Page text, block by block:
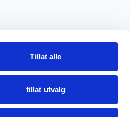
Tillat alle
tillat utvalg